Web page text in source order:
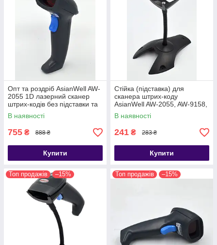
Опт та роздріб AsianWell AW-
2055 1D лазерний сканер
штрих-кодів без підставки та
датчика руху дротовий USB
В наявності
755 ₴ 888 ₴
Купити
Стійка (підставка) для
сканера штрих-коду
AsianWell AW-2055, AW-9158,
AW-5055R, AW-3800 (AW-
2055ST)
В наявності
241 ₴ 283 ₴
Купити
Топ продажів –15% Топ продажів –15%